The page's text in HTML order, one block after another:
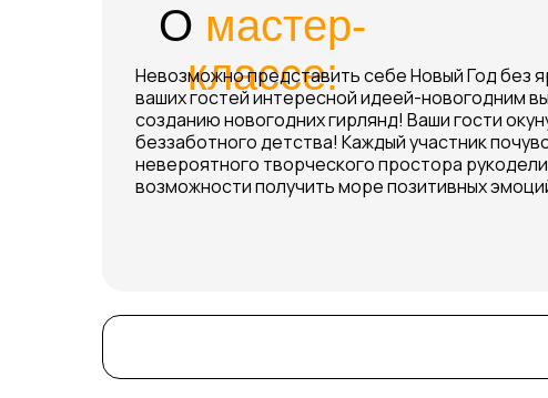
О мастер-
классе:
Невозможно представить себе Новый Год без
ваших гостей интересной идеей-новогодним
созданию новогодних гирлянд! Ваши гости
беззаботного детства! Каждый участник
невероятного творческого простора
возможности получить море позитивных